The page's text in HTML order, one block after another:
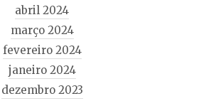
abril 2024
março 2024
fevereiro 2024
janeiro 2024
dezembro 2023